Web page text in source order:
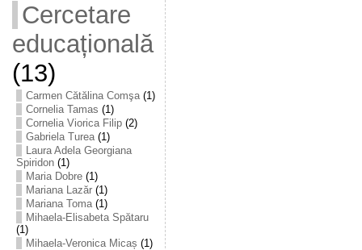
Cercetare
educațională
(13)
Carmen Cătălina Comşa(1)
Cornelia Tamas (1)
Cornelia Viorica Filip(2)
Gabriela Turea(1)
Laura Adela Georgiana
Spiridon(1)
Maria Dobre(1)
Mariana Lazăr(1)
Mariana Toma(1)
Mihaela-Elisabeta Spătaru
(1)
Mihaela-Veronica Micaș (1)